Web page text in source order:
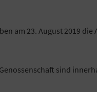
am 23. August 2019
sind